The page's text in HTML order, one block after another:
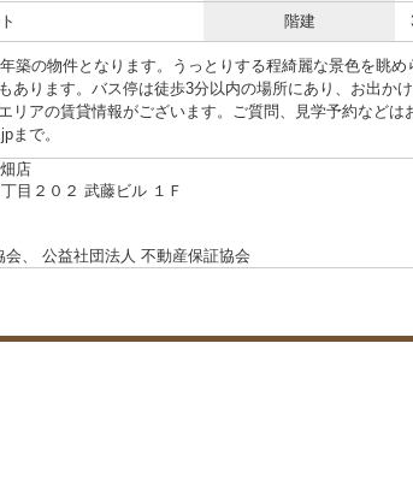
階建
築の物件となります。うっとりする程綺麗な景色を眺
あります。バス停は徒歩3分以内の場所にあり、お出か
リアの賃貸情報がございます。ご質問、見学予約などは
まで。
店
目２０２ 武藤ビル １Ｆ
、 公益社団法人 不動産保証協会